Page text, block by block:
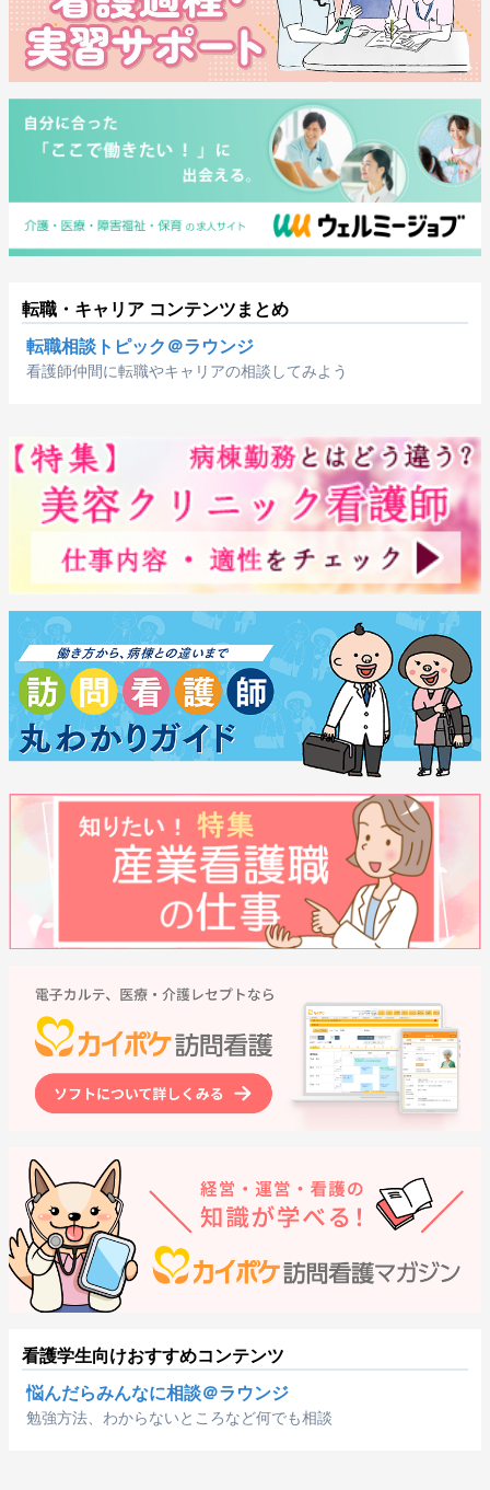
転職・キャリア コンテンツまとめ
転職相談トピック＠ラウンジ
看護師仲間に転職やキャリアの相談してみよう
看護学生向けおすすめコンテンツ
悩んだらみんなに相談＠ラウンジ
勉強方法、わからないところなど何でも相談